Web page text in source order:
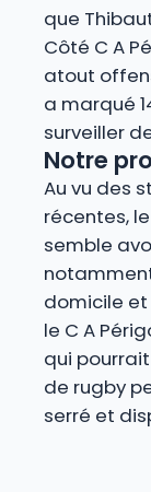
que
Côté C A
atout
a marqué
surveiller
Notre
Au vu des
récentes,
semble
domicile et
le C A
qui
de rugby
serré et